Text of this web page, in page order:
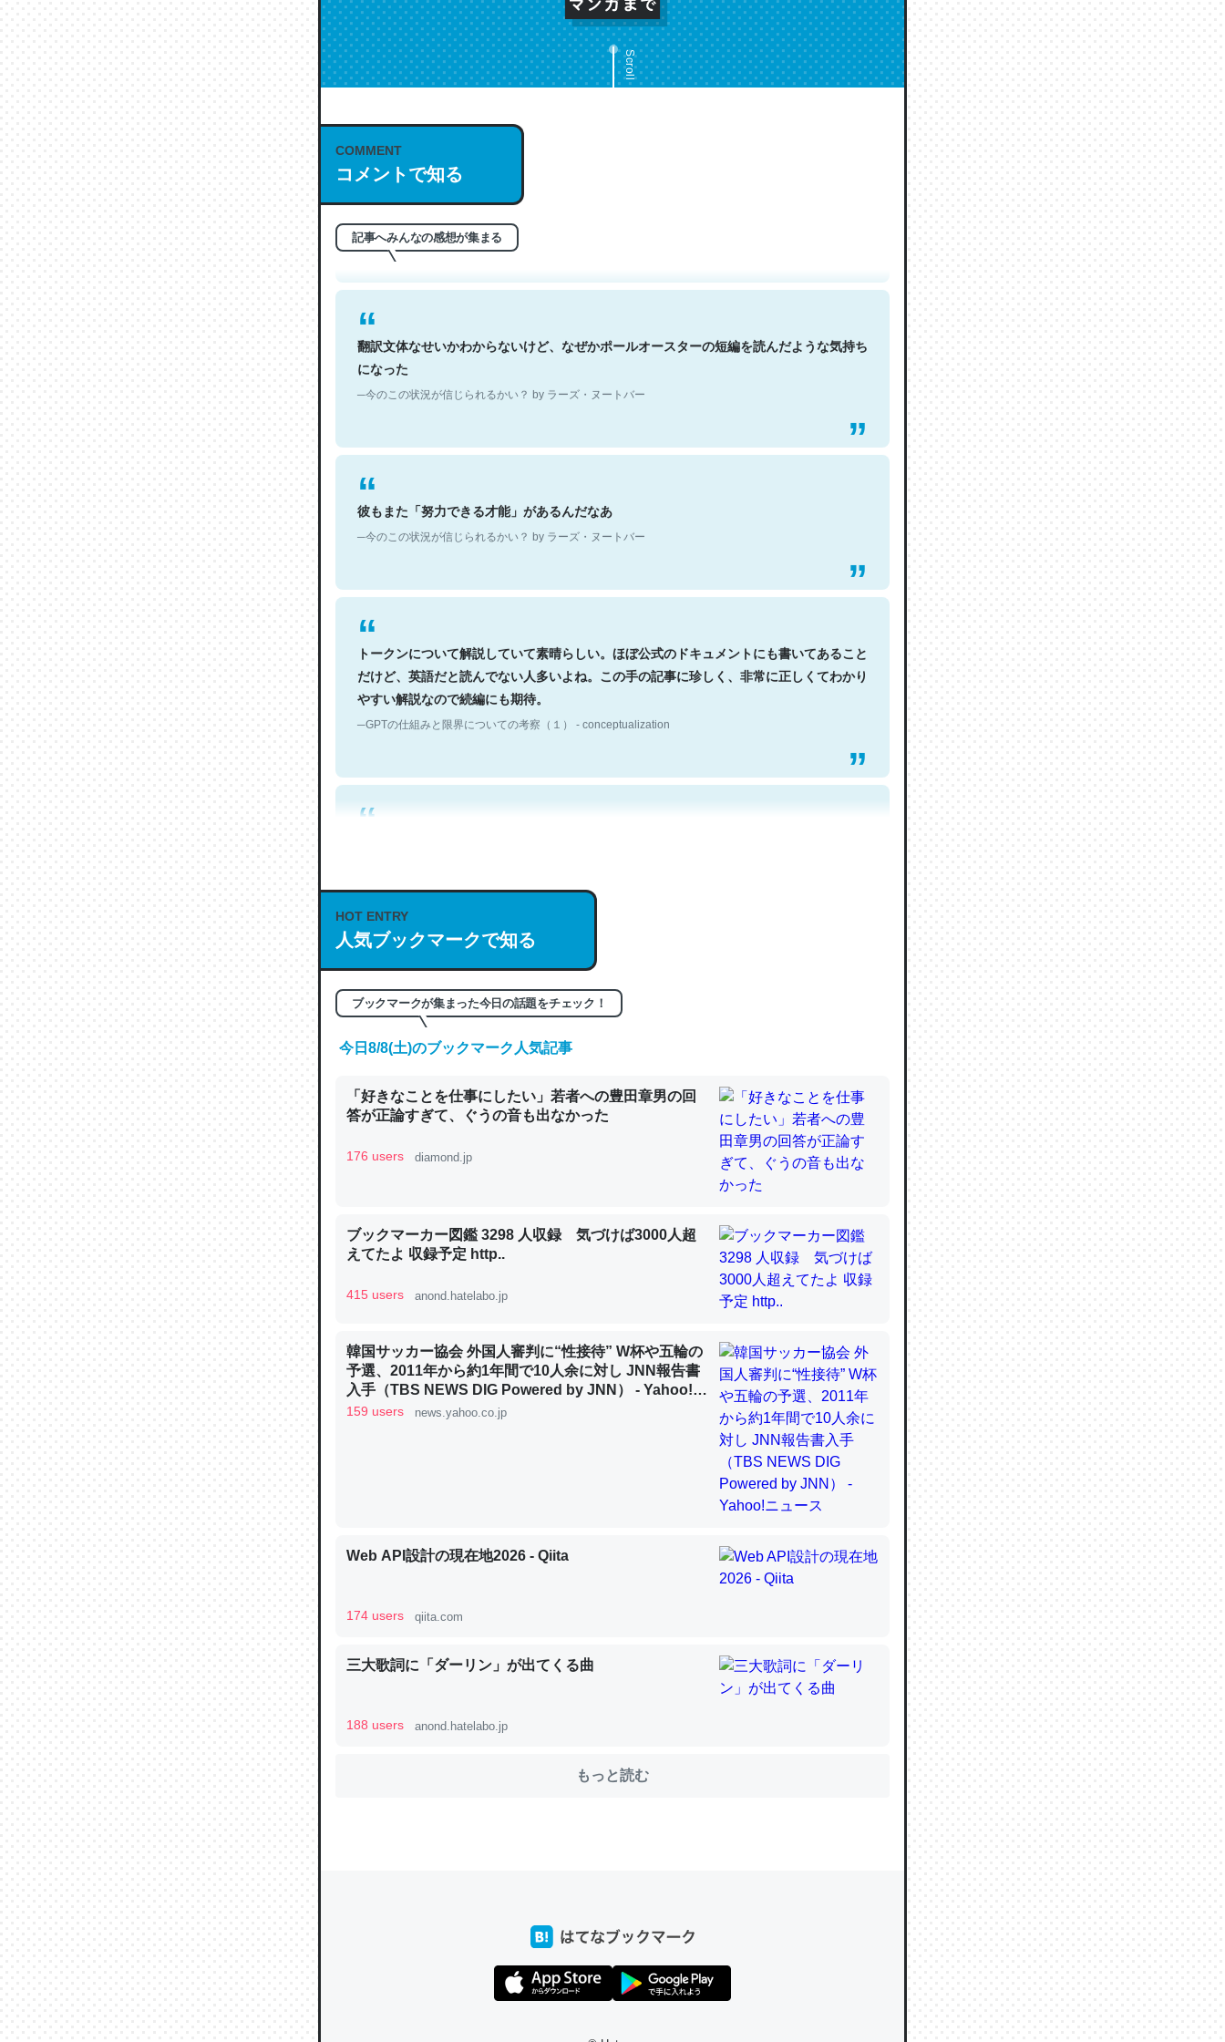
Scroll
COMMENT
コメントで知る
記事へみんなの感想が集まる
これは名文。彼はとてもクレバーなんだろうなと凄く思う。英語少しでも読める人は原文
もお勧め。自分はこの流れ好き。Let’s Fucking Go. Then Covid hit. Shit.
翻訳文体なせいかわからないけど、なぜかポールオースターの短編を読んだような気持ち
になった
─今のこの状況が信じられるかい？ by ラーズ・ヌートバー
彼もまた「努力できる才能」があるんだなあ
─今のこの状況が信じられるかい？ by ラーズ・ヌートバー
トークンについて解説していて素晴らしい。ほぼ公式のドキュメントにも書いてあること
だけど、英語だと読んでない人多いよね。この手の記事に珍しく、非常に正しくてわかり
やすい解説なので続編にも期待。
─GPTの仕組みと限界についての考察（１） - conceptualization
これは良記事。32768トークンだと英語小説100ページ分くらい。小説でいう「ずっと前
の伏線」は回収されないけど、短期記憶というには多い分量。進化すればするほど分かり
やすく強くなりそう
─GPTの仕組みと限界についての考察（１） - conceptualization
昆虫ってカルシウム少ないのか。知らんかった。調べたらコオロギのカルシウム分はエビ
─ニュース :: 【研究発表】昆虫学の大問題＝「昆虫はなぜ海にいないのか」に関する新仮説
論文では「淡水はカルシウムも酸素も不足してて両方に不利だから両方が拮抗してるので
は」とあって面白い。海にいる鋏角類（カブトガニ・ウミグモ）はカルシウムを使わずキ
チンを強化してる筈だが、酵素が違うのか？
─ニュース :: 【研究発表】昆虫学の大問題＝「昆虫はなぜ海にいないのか」に関する新仮説
類だと殻を無くしてナメクジになったり努力してるし。
─ニュース :: 【研究発表】昆虫学の大問題＝「昆虫はなぜ海にいないのか」に関する新仮説
ウチもEchoを実家に置いて４年。でたまに覗いてる。ぼちぼちRingも置こうかと画策
れ見て生きてるなって分かる。
を実質100倍以上に伸ばす効果があるはず……
─たまにLINEするくらいだった遠方の父67歳と僕。ITツール導入でコミュニケーションが劇的に変化し
HOT ENTRY
人気ブックマークで知る
ブックマークが集まった今日の話題をチェック！
今日8/8(土)のブックマーク人気記事
「好きなことを仕事にしたい」若者への豊田章男の回
答が正論すぎて、ぐうの音も出なかった
176 users diamond.jp
ブックマーカー図鑑 3298 人収録 気づけば3000人超
えてたよ 収録予定 http..
415 users anond.hatelabo.jp
韓国サッカー協会 外国人審判に“性接待” W杯や五輪の
予選、2011年から約1年間で10人余に対し JNN報告書
入手（TBS NEWS DIG Powered by JNN） - Yahoo!ニ
ュース
159 users news.yahoo.co.jp
Web API設計の現在地2026 - Qiita
174 users qiita.com
三大歌詞に「ダーリン」が出てくる曲
188 users anond.hatelabo.jp
もっと読む